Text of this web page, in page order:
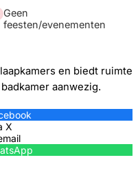
Geen
feesten/evenementen
en biedt ruimte
aanwezig.
X